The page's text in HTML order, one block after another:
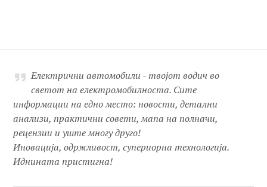
Електрични автомобили - твојот водич во
светот на електромобилноста. Сите
информации на едно место: новости, детални
анализи, практични совети, мапа на полначи,
рецензии и уште многу друго!
Иновација, одржливост, супериорна технологија.
Иднината пристигна!